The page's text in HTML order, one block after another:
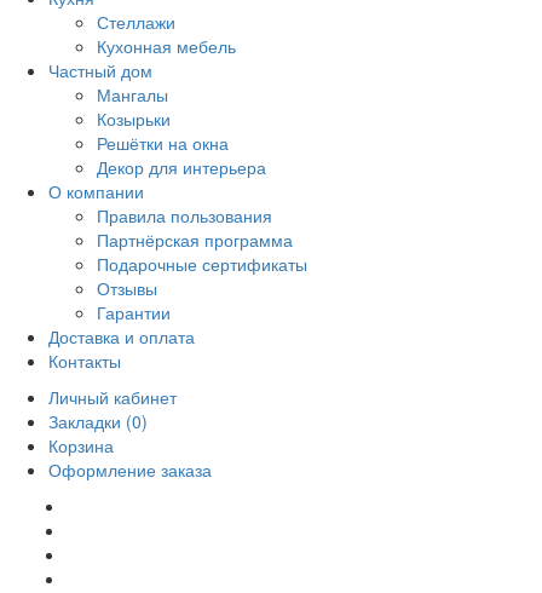
Стеллажи
Кухонная мебель
Частный дом
Мангалы
Козырьки
Решётки на окна
Декор для интерьера
О компании
Правила пользования
Партнёрская программа
Подарочные сертификаты
Отзывы
Гарантии
Доставка и оплата
Контакты
Личный кабинет
Закладки (0)
Корзина
Оформление заказа